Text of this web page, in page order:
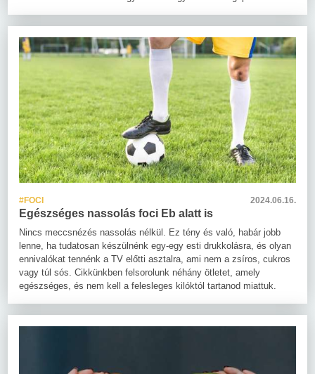
#FOCI 2024.06.16.
Egészséges nassolás foci Eb alatt is
Nincs meccsnézés nassolás nélkül. Ez tény és való, habár jobb
lenne, ha tudatosan készülnénk egy-egy esti drukkolásra, és olyan
ennivalókat tennénk a TV előtti asztalra, ami nem a zsíros, cukros
vagy túl sós. Cikkünkben felsorolunk néhány ötletet, amely
egészséges, és nem kell a felesleges kilóktól tartanod miattuk.